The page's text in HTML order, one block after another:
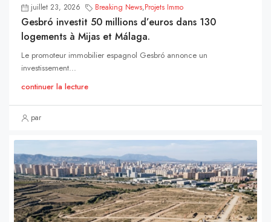
juillet 23, 2026 Breaking News,Projets Immo
Gesbró investit 50 millions d’euros dans 130
logements à Mijas et Málaga.
Le promoteur immobilier espagnol Gesbró annonce un
investissement...
continuer la lecture
par